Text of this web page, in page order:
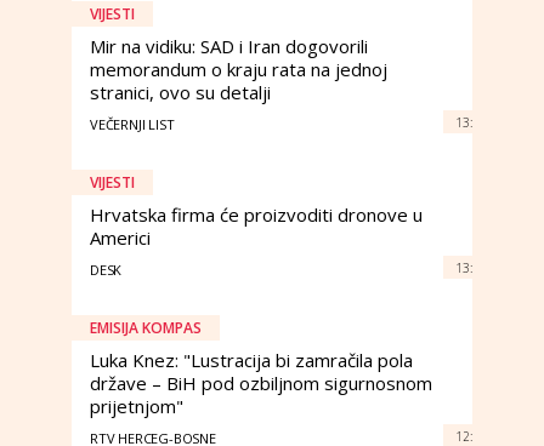
VIJESTI
Mir na vidiku: SAD i Iran dogovorili
memorandum o kraju rata na jednoj
stranici, ovo su detalji
VEČERNJI LIST 13:
VIJESTI
Hrvatska firma će proizvoditi dronove u
Americi
DESK 13:
EMISIJA KOMPAS
Luka Knez: "Lustracija bi zamračila pola
države – BiH pod ozbiljnom sigurnosnom
prijetnjom"
RTV HERCEG-BOSNE 12: